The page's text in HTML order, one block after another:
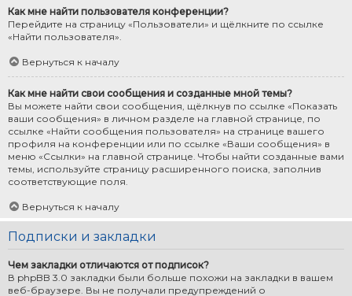
Как мне найти пользователя конференции?
Перейдите на страницу «Пользователи» и щёлкните по ссылке
«Найти пользователя».
Вернуться к началу
Как мне найти свои сообщения и созданные мной темы?
Вы можете найти свои сообщения, щёлкнув по ссылке «Показать
ваши сообщения» в личном разделе на главной странице, по
ссылке «Найти сообщения пользователя» на странице вашего
профиля на конференции или по ссылке «Ваши сообщения» в
меню «Ссылки» на главной странице. Чтобы найти созданные вами
темы, используйте страницу расширенного поиска, заполнив
соответствующие поля.
Вернуться к началу
Подписки и закладки
Чем закладки отличаются от подписок?
В phpBB 3.0 закладки были больше похожи на закладки в вашем
веб-браузере. Вы не получали предупреждений о